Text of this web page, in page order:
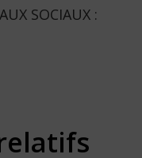
SOCIAUX :